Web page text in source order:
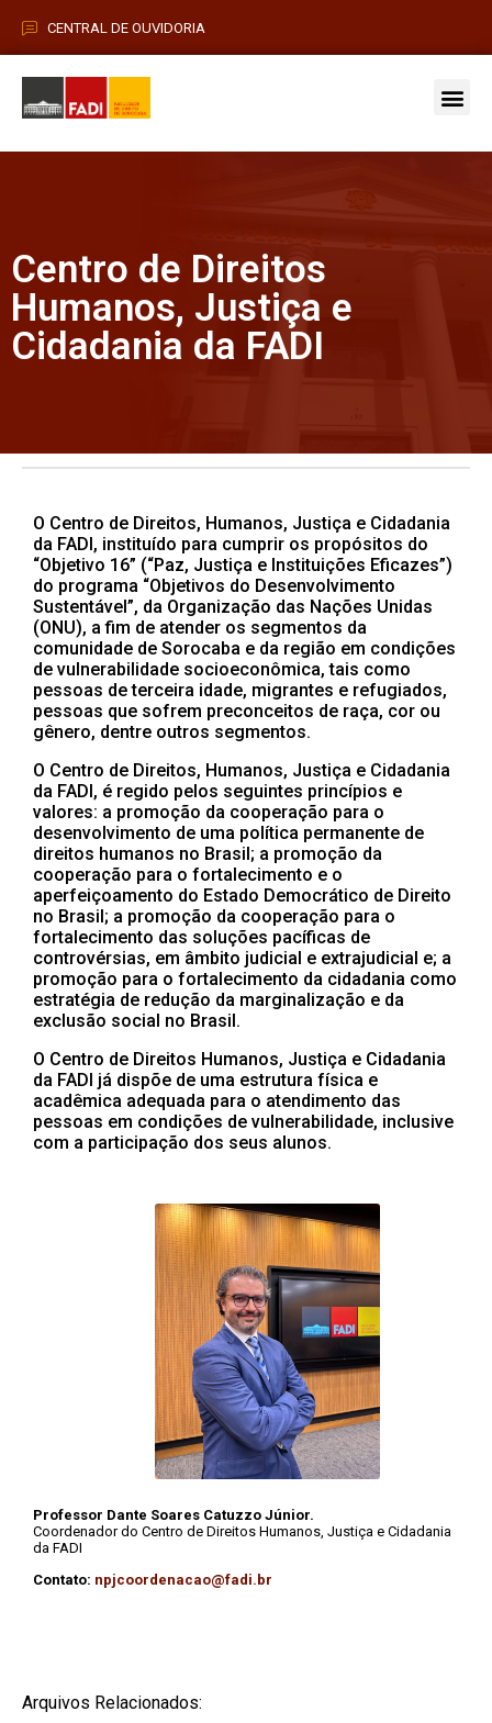
CENTRAL DE OUVIDORIA
Centro de Direitos
Humanos, Justiça e
Cidadania da FADI
Professor Dante Soares Catuzzo Júnior.
Coordenador do Centro de Direitos Humanos, Justiça e Cidadania
da FADI
Contato: npjcoordenacao@fadi.br
O Centro de Direitos, Humanos, Justiça e Cidadania
da FADI, instituído para cumprir os propósitos do
“Objetivo 16” (“Paz, Justiça e Instituições Eficazes”)
do programa “Objetivos do Desenvolvimento
Sustentável”, da Organização das Nações Unidas
(ONU), a fim de atender os segmentos da
comunidade de Sorocaba e da região em condições
de vulnerabilidade socioeconômica, tais como
pessoas de terceira idade, migrantes e refugiados,
pessoas que sofrem preconceitos de raça, cor ou
gênero, dentre outros segmentos.
O Centro de Direitos, Humanos, Justiça e Cidadania
da FADI, é regido pelos seguintes princípios e
valores: a promoção da cooperação para o
desenvolvimento de uma política permanente de
direitos humanos no Brasil; a promoção da
cooperação para o fortalecimento e o
aperfeiçoamento do Estado Democrático de Direito
no Brasil; a promoção da cooperação para o
fortalecimento das soluções pacíficas de
controvérsias, em âmbito judicial e extrajudicial e; a
promoção para o fortalecimento da cidadania como
estratégia de redução da marginalização e da
exclusão social no Brasil.
O Centro de Direitos Humanos, Justiça e Cidadania
da FADI já dispõe de uma estrutura física e
acadêmica adequada para o atendimento das
pessoas em condições de vulnerabilidade, inclusive
com a participação dos seus alunos.
Arquivos Relacionados: